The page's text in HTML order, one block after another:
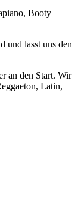
Booty
und lasst uns den
an den Start. Wir
Latin,